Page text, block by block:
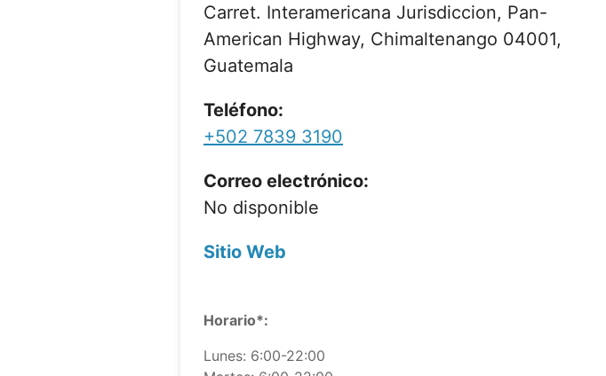
Carret. Interamericana Jurisdiccion, Pan-
American Highway, Chimaltenango 04001,
Guatemala
Teléfono:
+502 7839 3190
Correo electrónico:
No disponible
Sitio Web
Horario*:
Lunes: 6:00-22:00